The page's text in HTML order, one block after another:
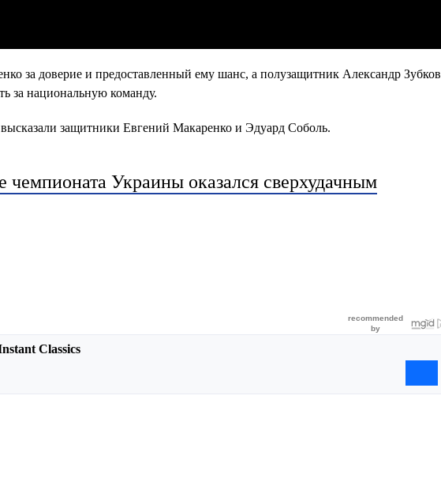
за доверие и предоставленный ему шанс, а полузащитник Александр Зубков
за национальную команду.
защитники Евгений Макаренко и Эдуард Соболь.
Украины оказался сверхудачным